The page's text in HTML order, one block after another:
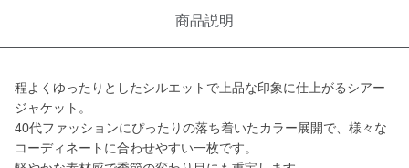
商品説明
程よくゆったりとしたシルエットで上品な印象に仕上がるシアー
ジャケット。
40代ファッションにぴったりの落ち着いたカラー展開で、様々な
コーディネートに合わせやすい一枚です。